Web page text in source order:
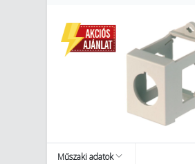
Műszaki adatok